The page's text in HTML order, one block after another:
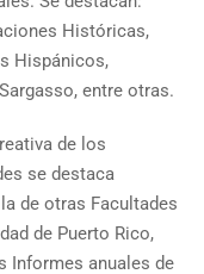
Históricas,
Hispánicos,
entre otras.
de los
se destaca
de otras Facultades
de Puerto Rico,
Informes anuales de